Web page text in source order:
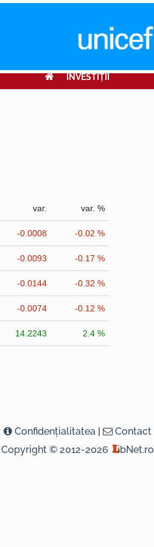
INVESTIŢII
var. var. %
-0.0008 -0.02 %
-0.0093 -0.17 %
-0.0144 -0.32 %
-0.0074 -0.12 %
14.2243 2.4 %
Confidenţialitatea |
Contact
Copyright © 2012-2026
ibNet.ro